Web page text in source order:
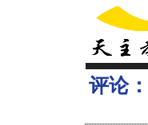
评论：